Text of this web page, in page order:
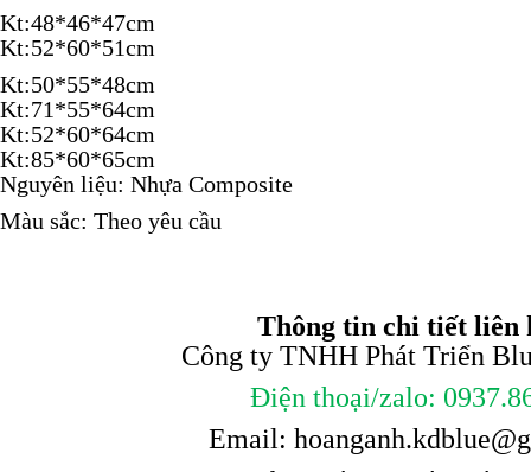
Kt:48*46*47cm
Kt:52*60*51cm
Kt:50*55*48cm
Kt:71*55*64cm
Kt:52*60*64cm
Kt:85*60*65cm
Nguyên liệu: Nhựa Composite
Màu sắc: Theo yêu cầu
Thông tin chi tiết liên
Công ty TNHH Phát Triển
Điện thoại/zalo:
Email: